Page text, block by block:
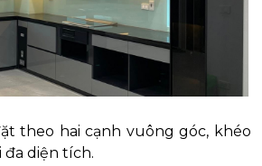
theo hai cạnh vuông góc, khéo
đa diện tích.